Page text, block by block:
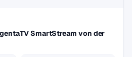
SmartStream von der